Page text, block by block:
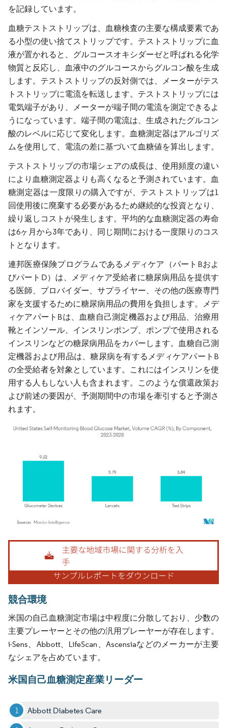
を記録しています。
血糖テストストリップは、血糖検査の主要な構成要素であ
る小型の使い捨てストリップです。テストストリップに血
液が置かれると、グルコースオキシダーゼと呼ばれる化学
物質と反応し、血液中のグルコースからグルコン酸を生成
します。テストストリップの反対側では、メーターがテス
トストリップに電流を転送します。テストストリップには
電気端子があり、メーターが端子間の電流を測定できるよ
うになっています。端子間の電流は、生成されたグルコン
酸のレベルに応じて変化します。血糖測定器はアルゴリズ
ムを使用して、電流の差に基づいて血糖値を算出します。
テストストリップの市場シェアの成長は、使用頻度の違い
により血糖測定器よりも高くなると予測されています。血
糖測定器は一度限りの購入ですが、テストストリップは1
回使用後に廃棄する必要があるため継続的な投資となり、
繰り返しコストが発生します。平均的な血糖測定器の寿命
は6ヶ月から3年であり、同じ期間における一度限りのコス
トとなります。
連邦医療保険プログラムであるメディケア（パートBおよ
びパートD）は、メディケア受給者に糖尿病用品を提供す
る医師、プロバイダー、サプライヤー、その他の医療専門
家を支援するために糖尿病用品の費用を負担します。メデ
ィケアパートBは、血糖自己測定機器および用品、治療用
靴とインソール、インスリンポンプ、ポンプで使用される
インスリンなどの糖尿病用品をカバーします。血糖自己測
定機器および用品は、糖尿病を有するメディケアパートB
の全受給者を対象としています。これにはインスリンを使
用する人もしない人も含まれます。このような償還政策お
よび前述の要因が、予測期間中の市場を牽引すると予測さ
れます。
画像 © Mordor Intelligence。再利用にはCC BY 4.0の表示が必要です。
競合環境
米国の自己血糖測定市場は中程度に分散しており、少数の
主要プレーヤーとその他の汎用プレーヤーが存在します。
i-Sens、Abbott、LifeScan、Ascensiaなどのメーカーが主要
なシェアを占めています。
米国自己血糖測定産業リーダー
Abbott Diabetes Care